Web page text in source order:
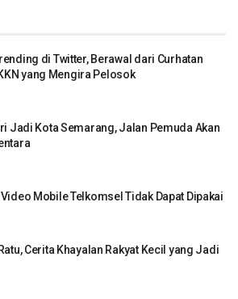
di Twitter, Berawal dari Curhatan
yang Mengira Pelosok
Jadi Kota Semarang, Jalan Pemuda Akan
Mobile Telkomsel Tidak Dapat Dipakai
Cerita Khayalan Rakyat Kecil yang Jadi